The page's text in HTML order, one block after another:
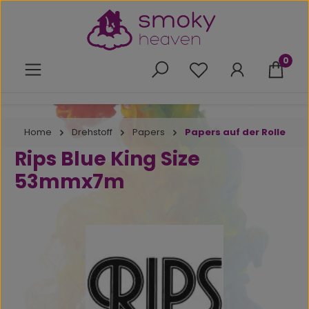
Zum Hauptinhalt springen
Du hast 0 Produkte
0
Home Drehstoff Papers Papers auf der Rolle
Rips Blue King Size
53mmx7m